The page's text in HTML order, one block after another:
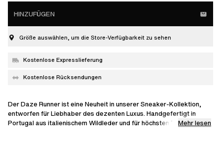
HINZUFÜGEN
Größe auswählen, um die Store-Verfügbarkeit zu sehen
Kostenlose Expresslieferung
Kostenlose Rücksendungen
Der Daze Runner ist eine Neuheit in unserer Sneaker-Kollektion,
entworfen für Liebhaber des dezenten Luxus. Handgefertigt in
Portugal aus italienischem Wildleder und für höchsten Tragekomfort
Mehr lesen